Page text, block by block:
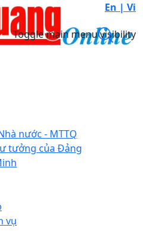
En | Vi
Toggle main menu visibility
nước - MTTQ
tưởng của Đảng
vụ